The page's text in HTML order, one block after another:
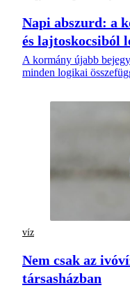
Napi abszurd: a
és lajtoskocsiból
A kormány újabb
minden logikai
víz
Nem csak az
társasházban